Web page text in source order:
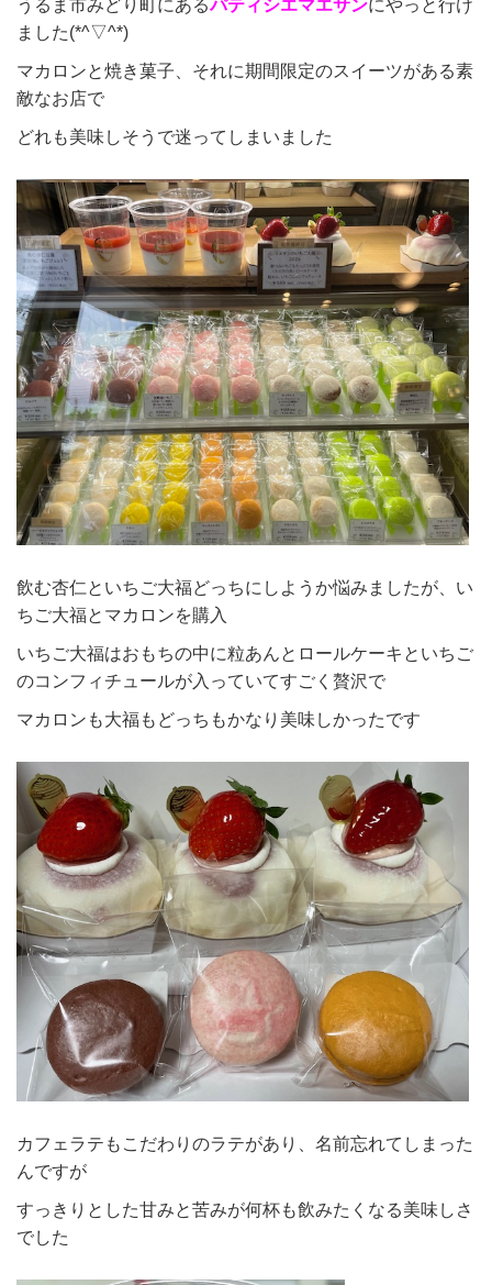
うるま市みどり町にあるパティシエマエサンにやっと行け
ました(*^▽^*)
マカロンと焼き菓子、それに期間限定のスイーツがある素
敵なお店で
どれも美味しそうで迷ってしまいました
飲む杏仁といちご大福どっちにしようか悩みましたが、い
ちご大福とマカロンを購入
いちご大福はおもちの中に粒あんとロールケーキといちご
のコンフィチュールが入っていてすごく贅沢で
マカロンも大福もどっちもかなり美味しかったです
カフェラテもこだわりのラテがあり、名前忘れてしまった
んですが
すっきりとした甘みと苦みが何杯も飲みたくなる美味しさ
でした